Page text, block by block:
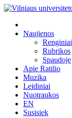
Naujienos
Renginiai
Rubrikos
Spaudoje
Apie Ratilio
Muzika
Leidiniai
Nuotraukos
EN
Susisiek